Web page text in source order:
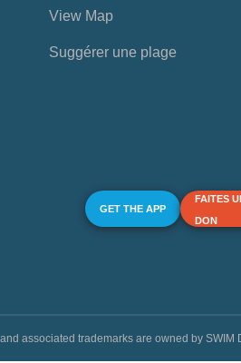
View Map
Suggérer une plage
GET THE APP
FAITES
DON
associated trademarks are owned by SWIM